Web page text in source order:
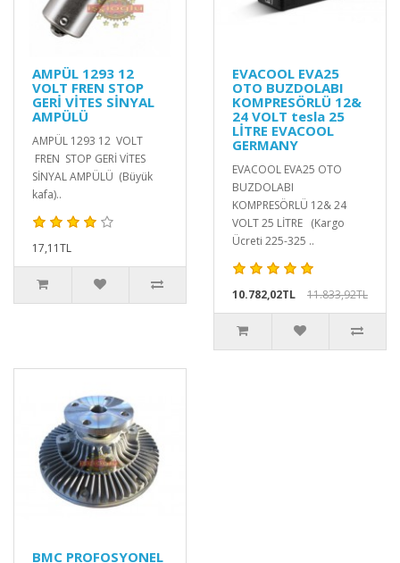
AMPÜL 1293 12
VOLT FREN STOP
GERİ VİTES SİNYAL
AMPÜLÜ
AMPÜL 1293 12 VOLT
FREN STOP GERİ VİTES
SİNYAL AMPÜLÜ (Büyük
kafa)..
17,11TL
EVACOOL EVA25
OTO BUZDOLABI
KOMPRESÖRLÜ 12&
24 VOLT tesla 25
LİTRE EVACOOL
GERMANY
EVACOOL EVA25 OTO
BUZDOLABI
KOMPRESÖRLÜ 12& 24
VOLT 25 LİTRE (Kargo
Ücreti 225-325 ..
10.782,02TL 11.833,92TL
BMC PROFOSYONEL